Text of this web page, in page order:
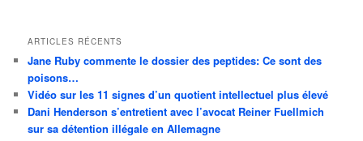
ARTICLES RÉCENTS
Jane Ruby commente le dossier des peptides: Ce sont des
poisons…
Vidéo sur les 11 signes d’un quotient intellectuel plus élevé
Dani Henderson s’entretient avec l’avocat Reiner Fuellmich
sur sa détention illégale en Allemagne